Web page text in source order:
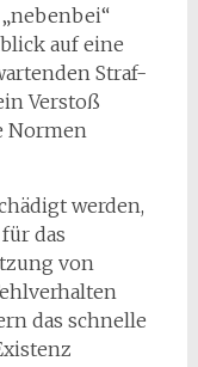
auf eine
Straf-
Verstoß
Normen
werden,
das
von
das schnelle